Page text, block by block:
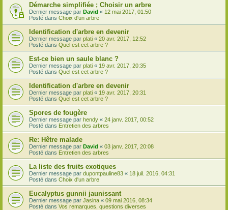
Démarche simplifiée ; Choisir un arbre
Dernier message par David « 12 mai 2017, 01:50
Posté dans Choix d'un arbre
Identification d'arbre en devenir
Dernier message par plati « 20 avr. 2017, 12:52
Posté dans Quel est cet arbre ?
Est-ce bien un saule blanc ?
Dernier message par plati « 19 avr. 2017, 20:35
Posté dans Quel est cet arbre ?
Identification d'arbre en devenir
Dernier message par plati « 19 avr. 2017, 20:31
Posté dans Quel est cet arbre ?
Spores de fougère
Dernier message par hendy « 24 janv. 2017, 00:52
Posté dans Entretien des arbres
Re: Hêtre malade
Dernier message par David « 03 janv. 2017, 20:08
Posté dans Entretien des arbres
La liste des fruits exotiques
Dernier message par dupontpauline83 « 18 juil. 2016, 04:31
Posté dans Choix d'un arbre
Eucalyptus gunnii jaunissant
Dernier message par Jasina « 09 mai 2016, 08:34
Posté dans Vos remarques, questions diverses